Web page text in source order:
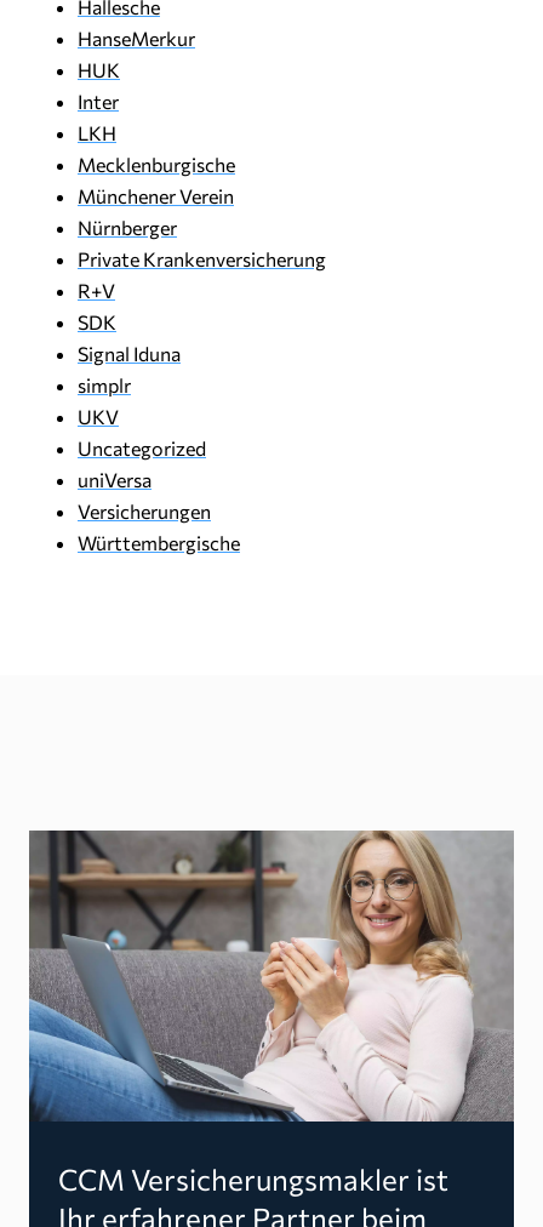
Hallesche
HanseMerkur
HUK
Inter
LKH
Mecklenburgische
Münchener Verein
Nürnberger
Private Krankenversicherung
R+V
SDK
Signal Iduna
simplr
UKV
Uncategorized
uniVersa
Versicherungen
Württembergische
CCM Versicherungsmakler ist
Ihr erfahrener Partner beim